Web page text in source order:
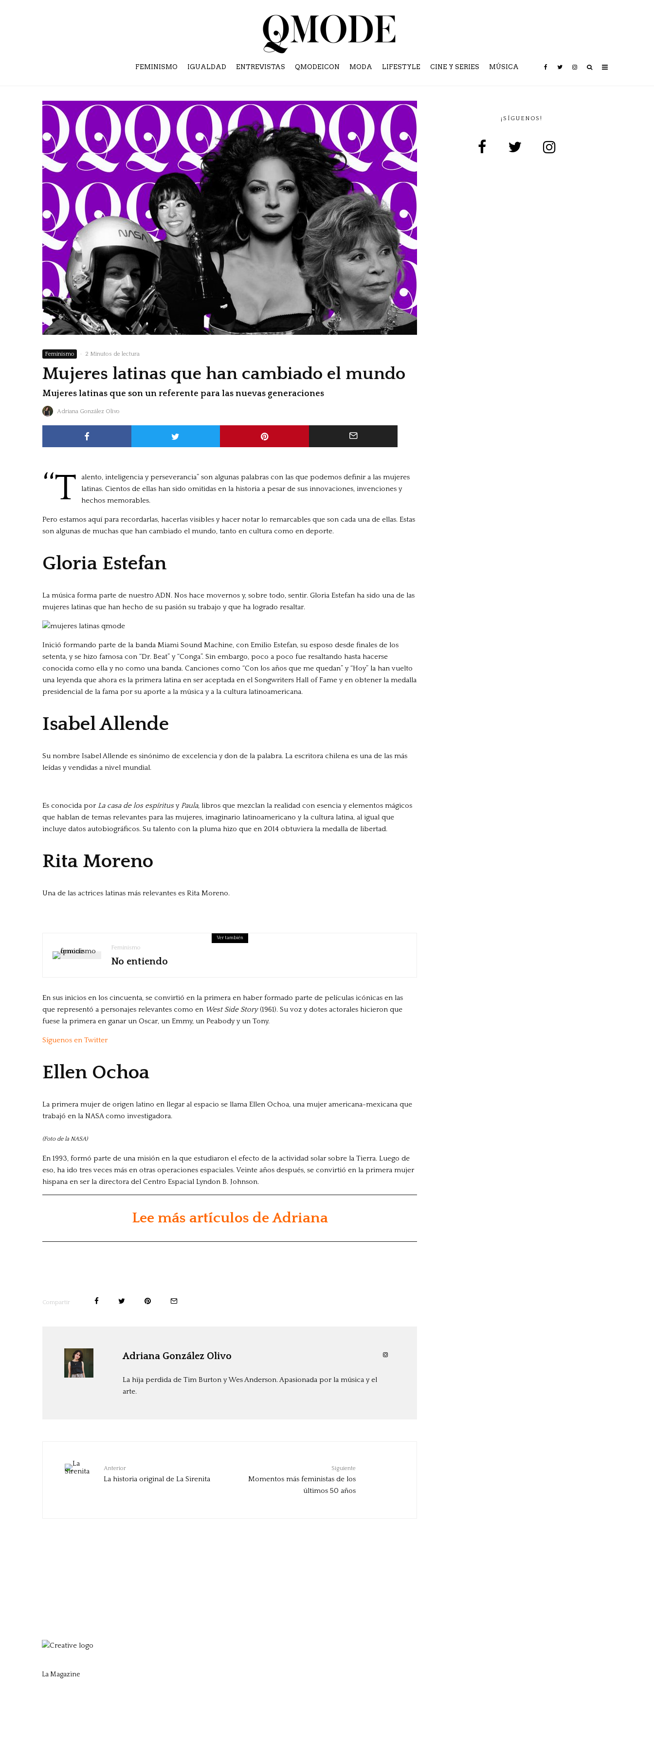
FEMINISMO IGUALDAD ENTREVISTAS QMODEICON MODA LIFESTYLE CINE Y SERIES MÚSICA
Feminismo · 2 Minutos de lectura
Mujeres latinas que han cambiado el mundo
Mujeres latinas que son un referente para las nuevas generaciones
Adriana González Olivo
“T
alento, inteligencia y perseverancia” son algunas palabras con las que podemos definir a las mujeres
latinas. Cientos de ellas han sido omitidas en la historia a pesar de sus innovaciones, invenciones y
hechos memorables.
Pero estamos aquí para recordarlas, hacerlas visibles y hacer notar lo remarcables que son cada una de ellas. Estas
son algunas de muchas que han cambiado el mundo, tanto en cultura como en deporte.
Gloria Estefan
La música forma parte de nuestro ADN. Nos hace movernos y, sobre todo, sentir. Gloria Estefan ha sido una de las
mujeres latinas que han hecho de su pasión su trabajo y que ha logrado resaltar.
Inició formando parte de la banda Miami Sound Machine, con Emilio Estefan, su esposo desde finales de los
setenta, y se hizo famosa con “Dr. Beat” y “Conga”. Sin embargo, poco a poco fue resaltando hasta hacerse
conocida como ella y no como una banda. Canciones como “Con los años que me quedan” y “Hoy” la han vuelto
una leyenda que ahora es la primera latina en ser aceptada en el Songwriters Hall of Fame y en obtener la medalla
presidencial de la fama por su aporte a la música y a la cultura latinoamericana.
Isabel Allende
Su nombre Isabel Allende es sinónimo de excelencia y don de la palabra. La escritora chilena es una de las más
leídas y vendidas a nivel mundial.
Es conocida por La casa de los espíritus y Paula, libros que mezclan la realidad con esencia y elementos mágicos
que hablan de temas relevantes para las mujeres, imaginario latinoamericano y la cultura latina, al igual que
incluye datos autobiográficos. Su talento con la pluma hizo que en 2014 obtuviera la medalla de libertad.
Rita Moreno
Una de las actrices latinas más relevantes es Rita Moreno.
Ver también
Feminismo
No entiendo
En sus inicios en los cincuenta, se convirtió en la primera en haber formado parte de películas icónicas en las
que representó a personajes relevantes como en West Side Story(1961). Su voz y dotes actorales hicieron que
fuese la primera en ganar un Oscar, un Emmy, un Peabody y un Tony.
Síguenos en Twitter
Ellen Ochoa
La primera mujer de origen latino en llegar al espacio se llama Ellen Ochoa, una mujer americana-mexicana que
trabajó en la NASA como investigadora.
(Foto de la NASA)
En 1993, formó parte de una misión en la que estudiaron el efecto de la actividad solar sobre la Tierra. Luego de
eso, ha ido tres veces más en otras operaciones espaciales. Veinte años después, se convirtió en la primera mujer
hispana en ser la directora del Centro Espacial Lyndon B. Johnson.
Lee más artículos de Adriana
Compartir
Adriana González Olivo
La hija perdida de Tim Burton y Wes Anderson. Apasionada por la música y el
arte.
Anterior
La historia original de La Sirenita
Siguiente
Momentos más feministas de los
últimos 50 años
¡SÍGUENOS!
La Magazine